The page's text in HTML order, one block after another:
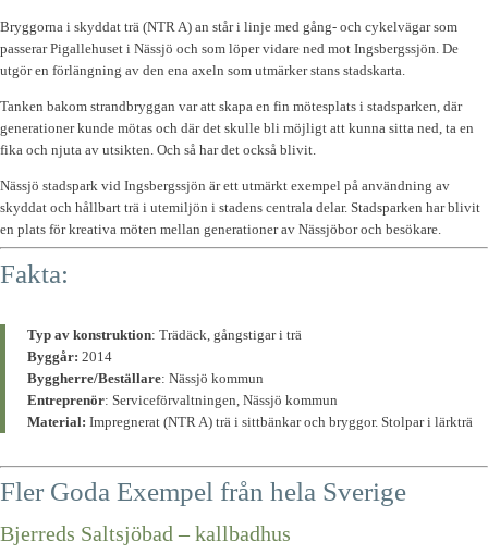
Bryggorna i skyddat trä (NTR A) an står i linje med gång- och cykelvägar som
passerar Pigallehuset i Nässjö och som löper vidare ned mot Ingsbergssjön. De
utgör en förlängning av den ena axeln som utmärker stans stadskarta.
Tanken bakom strandbryggan var att skapa en fin mötesplats i stadsparken, där
generationer kunde mötas och där det skulle bli möjligt att kunna sitta ned, ta en
fika och njuta av utsikten. Och så har det också blivit.
Nässjö stadspark vid Ingsbergssjön är ett utmärkt exempel på användning av
skyddat och hållbart trä i utemiljön i stadens centrala delar. Stadsparken har blivit
en plats för kreativa möten mellan generationer av Nässjöbor och besökare.
Fakta:
Typ av konstruktion: Trädäck, gångstigar i trä
Byggår: 2014
Byggherre/Beställare: Nässjö kommun
Entreprenör: Serviceförvaltningen, Nässjö kommun
Material: Impregnerat (NTR A) trä i sittbänkar och bryggor. Stolpar i lärkträ
Fler Goda Exempel från hela Sverige
Bjerreds Saltsjöbad – kallbadhus